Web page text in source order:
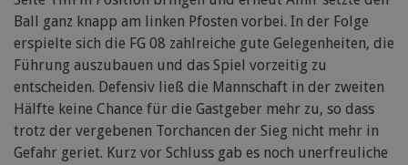
Ball ganz knapp am linken Pfosten vorbei. In der Folge
erspielte sich die FG 08 zahlreiche gute Gelegenheiten, die
Führung auszubauen und das Spiel vorzeitig zu
entscheiden. Defensiv ließ die Mannschaft in der zweiten
Hälfte keine Chance für die Gastgeber mehr zu, so dass
trotz der vergebenen Torchancen der Sieg nicht mehr in
Gefahr geriet. Kurz vor Schluss gab es noch unerfreuliche